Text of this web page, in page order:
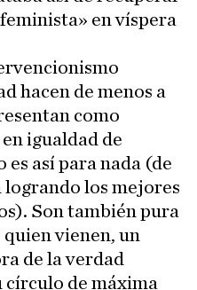
en víspera
hacen de menos a
como
igualdad de
es así para nada (de
logrando los mejores
Son también pura
vienen, un
de la verdad
círculo de máxima